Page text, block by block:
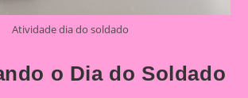
Atividade dia do soldado
o Dia do Soldado